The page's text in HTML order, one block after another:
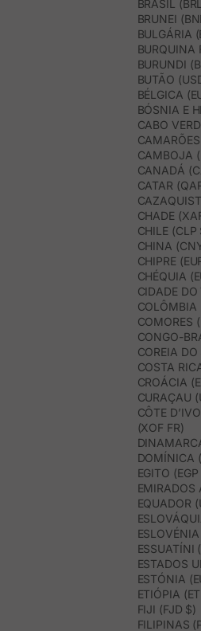
Mocassins
Tendências que
O design dos nossos mocassins
tendências de moda, mas sempre
reflete o estilo único da Polin et
desenhados em Espanhadestacam-
e pela capacidade de combinar
mais clássicos até aos
A estética Polin et moi: Um
Cada um dos nossos mocassins
: sofisticação,
variedade de cores e acabamentos
ante, cada design foi pensado
atuais, sem perder a elegância
como
Quer seja com detalhes metálicos,
com a simplicidade do mocassim
desenhados para te oferecer
Mocassins de mulher
que combina
mocassins para mulherda Polin
para quem procura um calçado que
Desenhados e
mocassins são ideais para te
nas tuas atividades diárias ou
Com uma ampla gama de estilos,
mocassins com salto, encontrarás
ti!
BRASIL
BRUNEI
BULGÁRIA
BURQUINA
BURUNDI
BUTÃO
BÉLGICA
BÓSNIA E
CABO
CAMBOJA
CANADÁ
CHADE
CHILE (CLP
CHINA
CHIPRE
CHÉQUIA
CIDADE
COLÔMBIA
COMORES
CONGO-
COREIA
COSTA
CROÁCIA
CURAÇAU
CÔTE
(XOF FR)
DOMÍNICA
EQUADOR
ESSUATÍNI
ESTADOS
ESTÓNIA
ETIÓPIA
FIJI (FJD $)
FILIPINAS